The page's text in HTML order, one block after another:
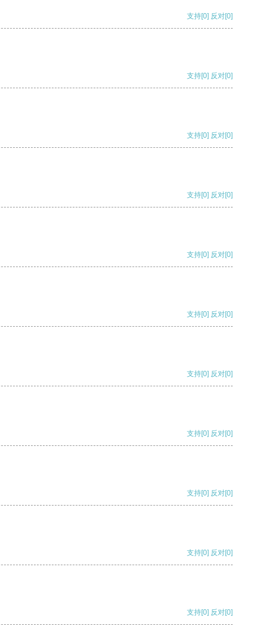
支持[0] 反对[0]
支持[0] 反对[0]
支持[0] 反对[0]
支持[0] 反对[0]
支持[0] 反对[0]
支持[0] 反对[0]
支持[0] 反对[0]
支持[0] 反对[0]
支持[0] 反对[0]
支持[0] 反对[0]
支持[0] 反对[0]